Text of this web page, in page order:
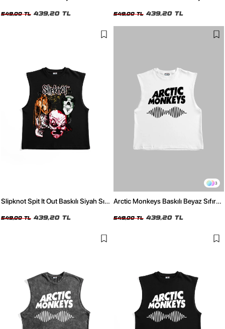
549,00 TL 439,20 TL 549,00 TL 439,20 TL
Slipknot Spit It Out Baskılı Siyah Sıfır
549,00 TL 439,20 TL
3
Arctic Monkeys Baskılı Beyaz Sıfır
549,00 TL 439,20 TL